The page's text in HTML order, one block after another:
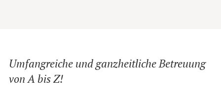
Umfangreiche und ganzheitliche Betreuung
von A bis Z!